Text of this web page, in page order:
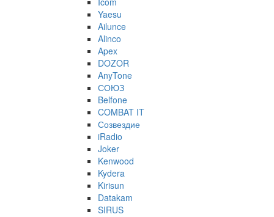
Yaesu
Ailunce
Alinco
Apex
DOZOR
AnyTone
СОЮЗ
Belfone
COMBAT IT
Созвездие
iRadio
Joker
Kenwood
Kydera
Kirisun
Datakam
SIRUS